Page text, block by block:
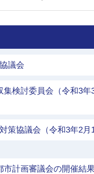
議会
集検討委員会（令和3年
策協議会（令和3年2月
市計画審議会の開催結